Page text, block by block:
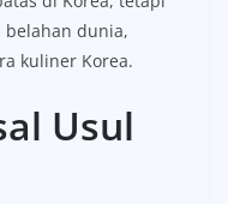
belahan dunia,
kuliner Korea.
Usul